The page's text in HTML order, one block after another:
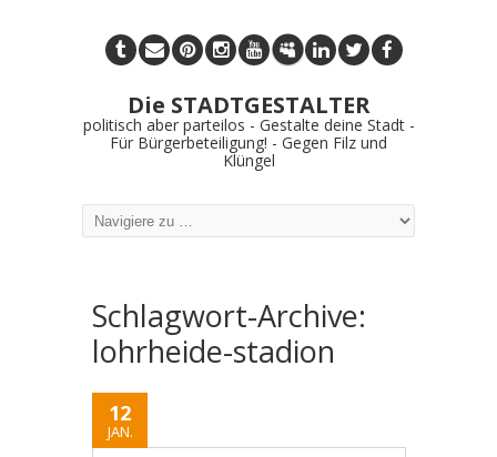
Die STADTGESTALTER
politisch aber parteilos - Gestalte deine Stadt -
Für Bürgerbeteiligung! - Gegen Filz und
Klüngel
Schlagwort-Archive:
lohrheide-stadion
12
JAN.